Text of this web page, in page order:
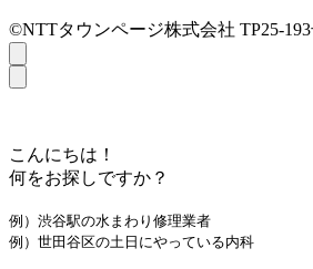
©NTTタウンページ株式会社 TP25-193
こんにちは！
何をお探しですか？
例）渋谷駅の水まわり修理業者
例）世田谷区の土日にやっている内科